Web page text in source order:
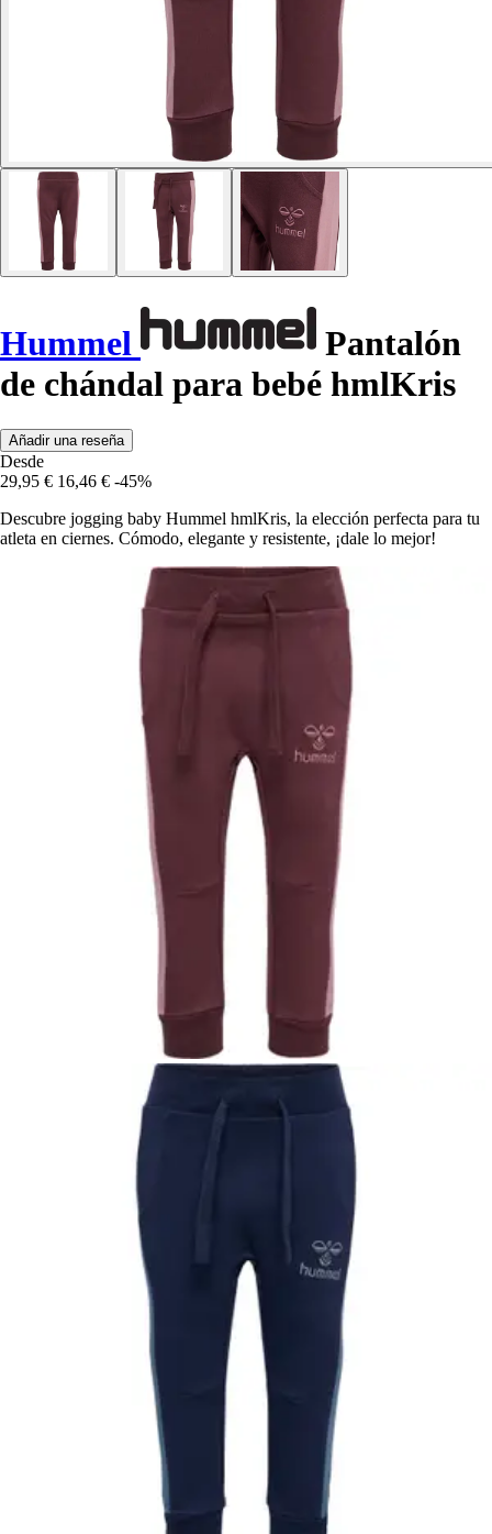
Hummel
Pantalón
de chándal para bebé hmlKris
Añadir una reseña
Desde
29,95 € 16,46 € -45%
Descubre jogging baby Hummel hmlKris, la elección perfecta para tu
atleta en ciernes. Cómodo, elegante y resistente, ¡dale lo mejor!